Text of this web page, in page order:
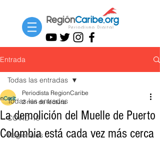
Entrada
Todas las entradas
COVID-19
Regionales
Todas las entradas
La demolición del Muelle de Puerto
Colombia está cada vez más cerca
Periodista RegionCaribe
2 min de lectura